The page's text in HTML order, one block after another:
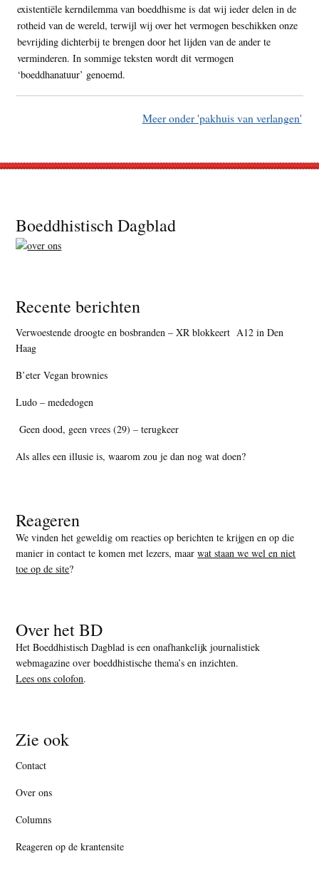
existentiële kerndilemma van boeddhisme is dat wij ieder delen in de
rotheid van de wereld, terwijl wij over het vermogen beschikken onze
bevrijding dichterbij te brengen door het lijden van de ander te
verminderen. In sommige teksten wordt dit vermogen
‘boeddhanatuur’ genoemd.
Meer onder 'pakhuis van verlangen'
Footer
Boeddhistisch Dagblad
Recente berichten
Verwoestende droogte en bosbranden – XR blokkeert A12 in Den
Haag
B’eter Vegan brownies
Ludo – mededogen
Geen dood, geen vrees (29) – terugkeer
Als alles een illusie is, waarom zou je dan nog wat doen?
Reageren
We vinden het geweldig om reacties op berichten te krijgen en op die
manier in contact te komen met lezers, maarwat staan we wel en niet
toe op de site?
Over het BD
Het Boeddhistisch Dagblad is een onafhankelijk journalistiek
webmagazine over boeddhistische thema’s en inzichten.
Lees ons colofon.
Zie ook
Contact
Over ons
Columns
Reageren op de krantensite